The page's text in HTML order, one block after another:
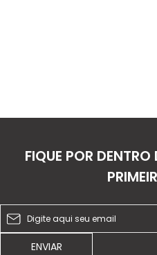
FIQUE POR
ENVIAR